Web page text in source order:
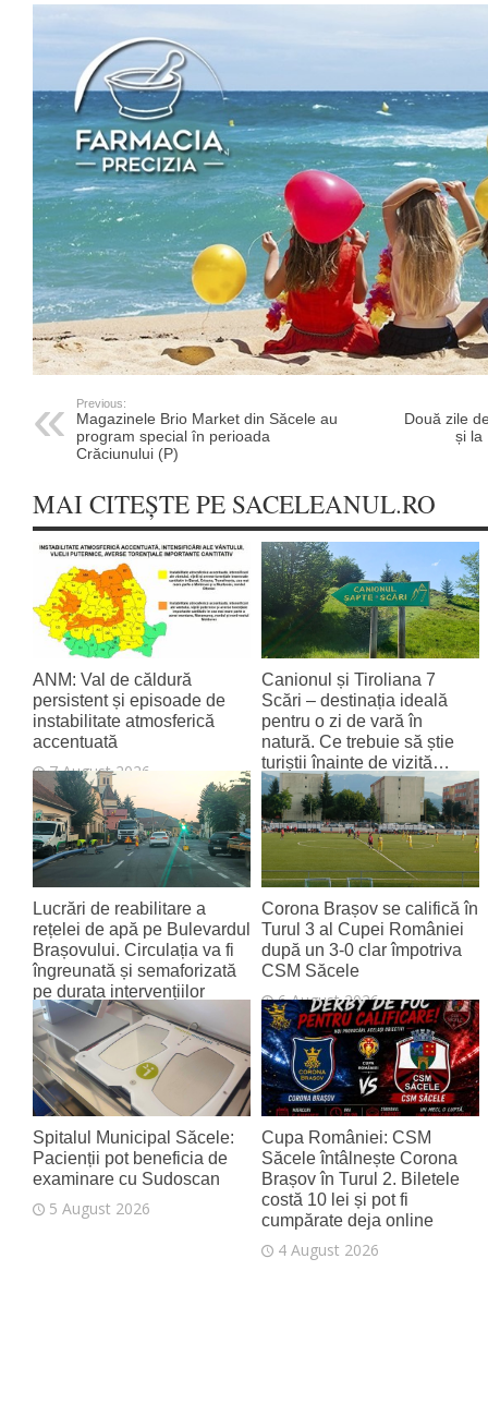
Previous:
Magazinele Brio Market din Săcele au
program special în perioada
Crăciunului (P)
Două zile
și la
MAI CITEȘTE PE SACELEANUL.RO
ANM: Val de căldură
persistent și episoade de
instabilitate atmosferică
accentuată
7 August 2026
Canionul și Tiroliana 7
Scări – destinația ideală
pentru o zi de vară în
natură. Ce trebuie să știe
turiștii înainte de vizită…
7 August 2026
Lucrări de reabilitare a
rețelei de apă pe Bulevardul
Brașovului. Circulația va fi
îngreunată și semaforizată
pe durata intervențiilor
6 August 2026
Corona Brașov se califică în
Turul 3 al Cupei României
după un 3-0 clar împotriva
CSM Săcele
6 August 2026
Spitalul Municipal Săcele:
Pacienții pot beneficia de
examinare cu Sudoscan
5 August 2026
Cupa României: CSM
Săcele întâlnește Corona
Brașov în Turul 2. Biletele
costă 10 lei și pot fi
cumpărate deja online
4 August 2026